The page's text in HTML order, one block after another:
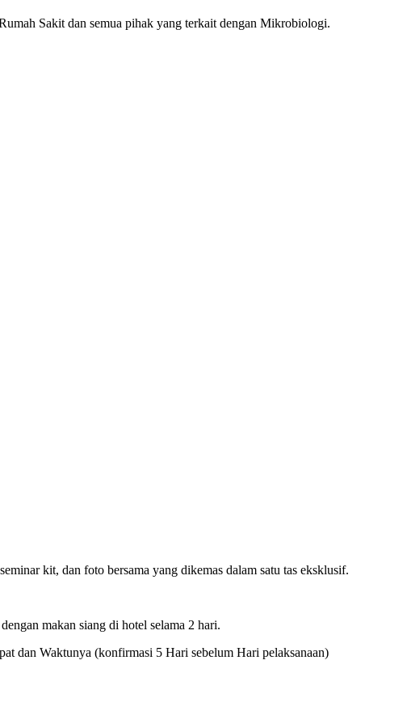
Sakit dan semua pihak yang terkait dengan Mikrobiologi.
kit, dan foto bersama yang dikemas dalam satu tas eksklusif.
makan siang di hotel selama 2 hari.
dan Waktunya (konfirmasi 5 Hari sebelum Hari pelaksanaan)